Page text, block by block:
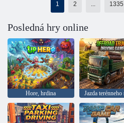
1 2 ... 1335
Posledná hry online
Hore, hrdina